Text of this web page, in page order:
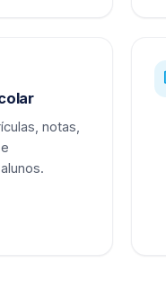
notas,